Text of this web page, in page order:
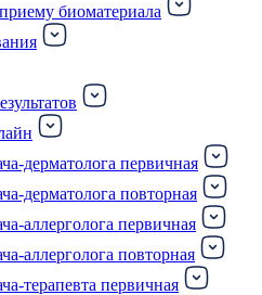
биоматериала
дерматолога первичная
дерматолога повторная
аллерголога первичная
аллерголога повторная
терапевта первичная